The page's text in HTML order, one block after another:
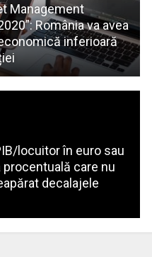
Management
România va avea
inferioară
locuitor în euro sau
care nu
decalajele